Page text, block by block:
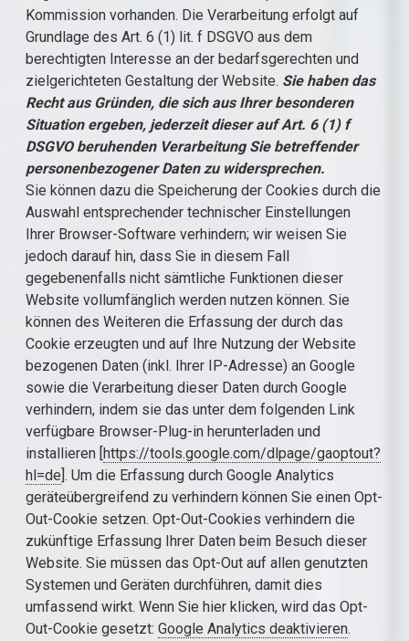
Kommission vorhanden. Die Verarbeitung erfolgt auf
Grundlage des Art. 6 (1) lit. f DSGVO aus dem
berechtigten Interesse an der bedarfsgerechten und
zielgerichteten Gestaltung der Website. Sie haben das
Recht aus Gründen, die sich aus Ihrer besonderen
Situation ergeben, jederzeit dieser auf Art. 6 (1) f
DSGVO beruhenden Verarbeitung Sie betreffender
personenbezogener Daten zu widersprechen.
Sie können dazu die Speicherung der Cookies durch die
Auswahl entsprechender technischer Einstellungen
Ihrer Browser-Software verhindern; wir weisen Sie
jedoch darauf hin, dass Sie in diesem Fall
gegebenenfalls nicht sämtliche Funktionen dieser
Website vollumfänglich werden nutzen können. Sie
können des Weiteren die Erfassung der durch das
Cookie erzeugten und auf Ihre Nutzung der Website
bezogenen Daten (inkl. Ihrer IP-Adresse) an Google
sowie die Verarbeitung dieser Daten durch Google
verhindern, indem sie das unter dem folgenden Link
verfügbare Browser-Plug-in herunterladen und
installieren [https://tools.google.com/dlpage/gaoptout?
hl=de]. Um die Erfassung durch Google Analytics
geräteübergreifend zu verhindern können Sie einen Opt-
Out-Cookie setzen. Opt-Out-Cookies verhindern die
zukünftige Erfassung Ihrer Daten beim Besuch dieser
Website. Sie müssen das Opt-Out auf allen genutzten
Systemen und Geräten durchführen, damit dies
umfassend wirkt. Wenn Sie hier klicken, wird das Opt-
Out-Cookie gesetzt:Google Analytics deaktivieren.